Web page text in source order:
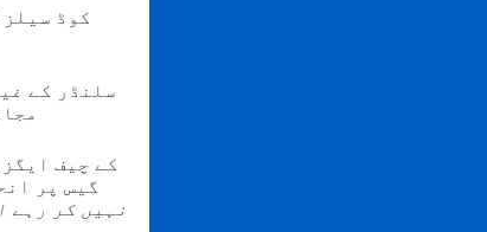
گیس پر
نہیں کر رہے